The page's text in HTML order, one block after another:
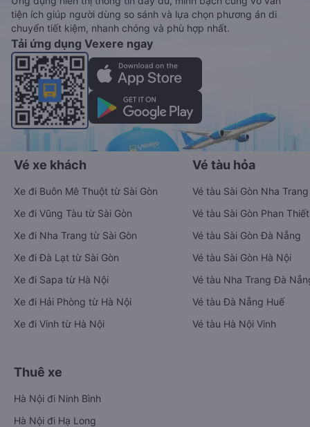
tiện ích giúp người dùng so sánh và lựa chọn phương án di
chuyển tiết kiệm, nhanh chóng và phù hợp nhất.
Tải ứng dụng Vexere ngay
Vé xe khách
Xe đi Buôn Mê Thuột từ Sài Gòn
Xe đi Vũng Tàu từ Sài Gòn
Xe đi Nha Trang từ Sài Gòn
Xe đi Đà Lạt từ Sài Gòn
Xe đi Sapa từ Hà Nội
Xe đi Hải Phòng từ Hà Nội
Xe đi Vinh từ Hà Nội
Vé tàu hỏa
Vé tàu Sài Gòn Nha Trang
Vé tàu Sài Gòn Phan Thiết
Vé tàu Sài Gòn Đà Nẵng
Vé tàu Sài Gòn Hà Nội
Vé tàu Nha Trang Đà
Vé tàu Đà Nẵng Huế
Vé tàu Hà Nội Vinh
Thuê xe
Hà Nội đi Ninh Bình
Hà Nội đi Hạ Long